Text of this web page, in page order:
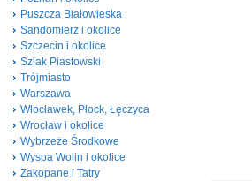
Puszcza Białowieska
Sandomierz i okolice
Szczecin i okolice
Szlak Piastowski
Trójmiasto
Warszawa
Włocławek, Płock, Łęczyca
Wrocław i okolice
Wybrzeże Środkowe
Wyspa Wolin i okolice
Zakopane i Tatry